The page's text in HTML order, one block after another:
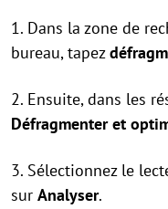
1. Dans la zone de
bureau, tapez
2. Ensuite, dans les
Défragmenter et
3. Sélectionnez le
sur Analyser.